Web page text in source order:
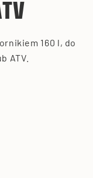
160 l, do
ATV.